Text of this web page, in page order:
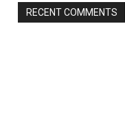
RECENT COMMENTS